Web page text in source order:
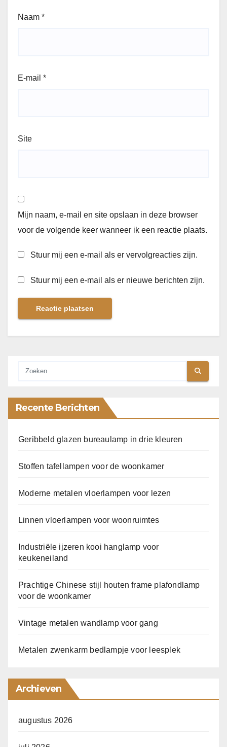
Naam *
E-mail *
Site
Mijn naam, e-mail en site opslaan in deze browser
voor de volgende keer wanneer ik een reactie plaats.
Stuur mij een e-mail als er vervolgreacties zijn.
Stuur mij een e-mail als er nieuwe berichten zijn.
Recente Berichten
Geribbeld glazen bureaulamp in drie kleuren
Stoffen tafellampen voor de woonkamer
Moderne metalen vloerlampen voor lezen
Linnen vloerlampen voor woonruimtes
Industriële ijzeren kooi hanglamp voor
keukeneiland
Prachtige Chinese stijl houten frame plafondlamp
voor de woonkamer
Vintage metalen wandlamp voor gang
Metalen zwenkarm bedlampje voor leesplek
Archieven
augustus 2026